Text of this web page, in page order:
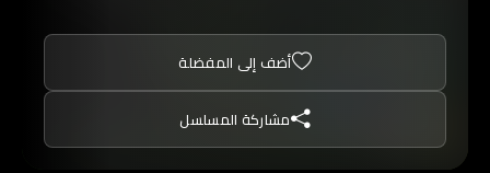
والمنافسة على الألقاب وغالبا ما يخسر في مبارياته
مع الفرق الأخرى التي تفوقة قوة.
وتبدأ الأحداث بالتحول عندما ينتخب تامر كابتنا للفريق,
فيعمل جاهدا على اعادة الروح المعنوية لزملاءة
أضف إلى المفضلة
مشاركة المسلسل